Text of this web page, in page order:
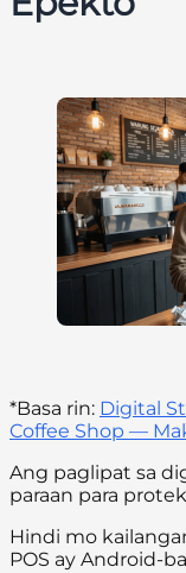
*Basa rin: Digital
Coffee Shop —
Ang paglipat sa
paraan para
Hindi mo
POS ay Android-